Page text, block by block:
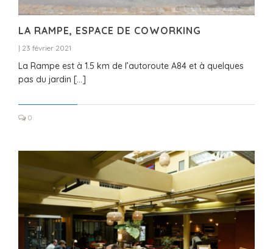
LA RAMPE, ESPACE DE COWORKING
| 23 février 2021
La Rampe est à 1.5 km de l’autoroute A84 et à quelques
pas du jardin […]
0